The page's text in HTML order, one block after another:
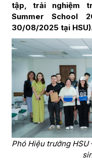
tập, trải nghiệm
Summer
30/08/2025 tại
Phó Hiệu trưởng HSU